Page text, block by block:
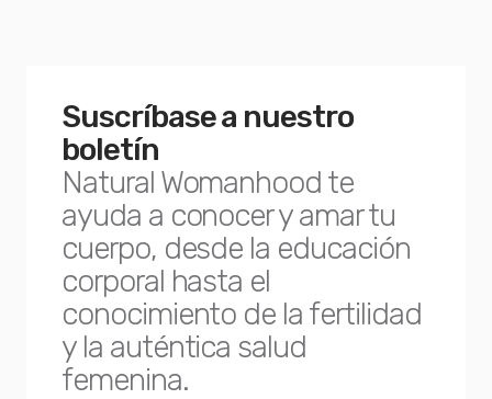
Suscríbase a nuestro
boletín
Natural Womanhood te
ayuda a conocer y amar tu
cuerpo, desde la educación
corporal hasta el
conocimiento de la fertilidad
y la auténtica salud
femenina.